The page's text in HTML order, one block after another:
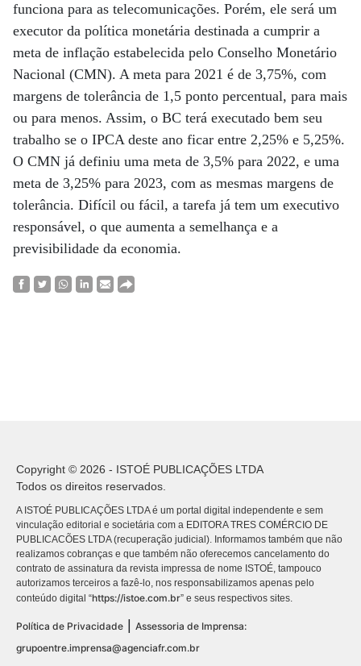
funciona para as telecomunicações. Porém, ele será um
executor da política monetária destinada a cumprir a
meta de inflação estabelecida pelo Conselho Monetário
Nacional (CMN). A meta para 2021 é de 3,75%, com
margens de tolerância de 1,5 ponto percentual, para mais
ou para menos. Assim, o BC terá executado bem seu
trabalho se o IPCA deste ano ficar entre 2,25% e 5,25%.
O CMN já definiu uma meta de 3,5% para 2022, e uma
meta de 3,25% para 2023, com as mesmas margens de
tolerância. Difícil ou fácil, a tarefa já tem um executivo
responsável, o que aumenta a semelhança e a
previsibilidade da economia.
Copyright © 2026 - ISTOÉ PUBLICAÇÕES LTDA
Todos os direitos reservados.
A ISTOÉ PUBLICAÇÕES LTDA é um portal digital independente e sem
vinculação editorial e societária com a EDITORA TRES COMÉRCIO DE
PUBLICACÕES LTDA (recuperação judicial). Informamos também que não
realizamos cobranças e que também não oferecemos cancelamento do
contrato de assinatura da revista impressa de nome ISTOÉ, tampouco
autorizamos terceiros a fazê-lo, nos responsabilizamos apenas pelo
conteúdo digital “https://istoe.com.br” e seus respectivos sites.
Política de Privacidade
Assessoria de Imprensa:
grupoentre.imprensa@agenciafr.com.br